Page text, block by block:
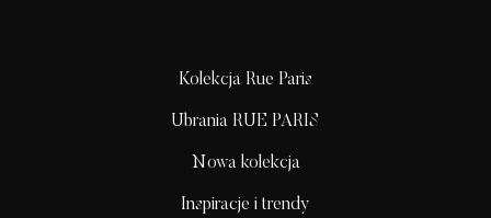
Kolekcja Rue Paris
Ubrania RUE PARIS
Nowa kolekcja
Inspiracje i trendy